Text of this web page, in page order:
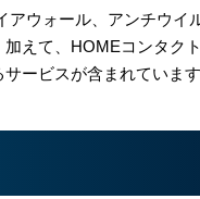
ウォール、アンチウイ
えて、HOMEコンタク
ービスが含まれています